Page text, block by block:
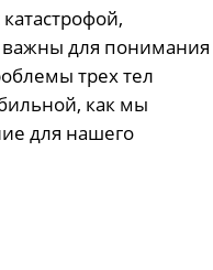
важны для понимания
трех тел
как мы
для нашего